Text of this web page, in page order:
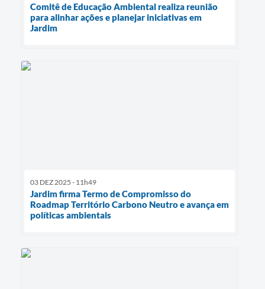
Comitê de Educação Ambiental realiza reunião
para alinhar ações e planejar iniciativas em
Jardim
03 DEZ 2025 - 11h49
Jardim firma Termo de Compromisso do
Roadmap Território Carbono Neutro e avança em
políticas ambientais